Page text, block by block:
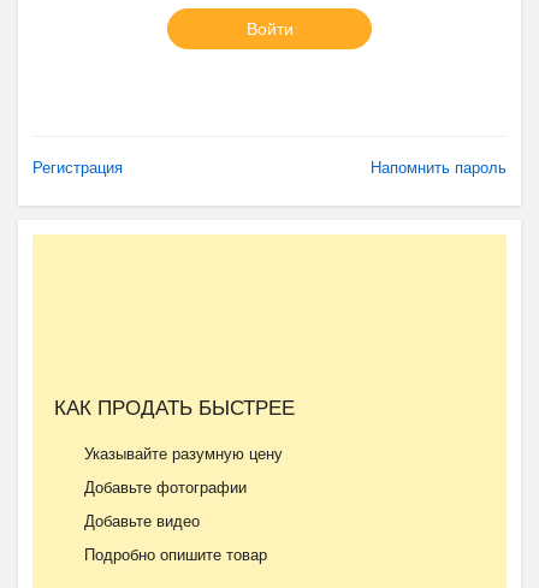
Войти
Регистрация Напомнить пароль
КАК ПРОДАТЬ БЫСТРЕЕ
Указывайте разумную цену
Добавьте фотографии
Добавьте видео
Подробно опишите товар